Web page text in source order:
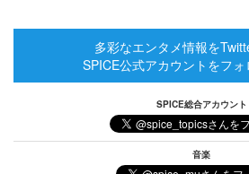
多彩なエンタメ情報を
SPICE公式アカウントをフォ
SPICE総合アカウント
音楽